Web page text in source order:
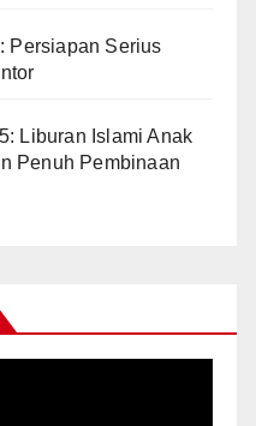
Persiapan Serius
Liburan Islami Anak
Penuh Pembinaan